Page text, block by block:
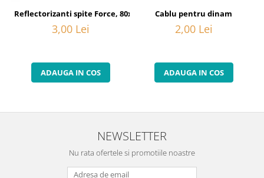
Reflectorizanti spite Force, 80x40 mm, orange
3,00 Lei
ADAUGA IN COS
Cablu pentru dinam
2,00 Lei
ADAUGA IN COS
NEWSLETTER
Nu rata ofertele si promotiile noastre